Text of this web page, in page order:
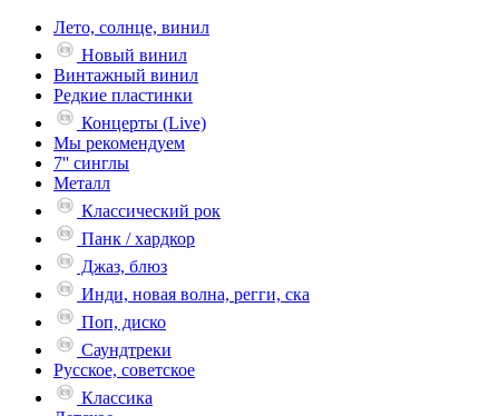
Лето, солнце, винил
Новый винил
Винтажный винил
Редкие пластинки
Концерты (Live)
Мы рекомендуем
7'' синглы
Металл
Классический рок
Панк / хардкор
Джаз, блюз
Инди, новая волна, регги, ска
Поп, диско
Саундтреки
Русское, советское
Классика